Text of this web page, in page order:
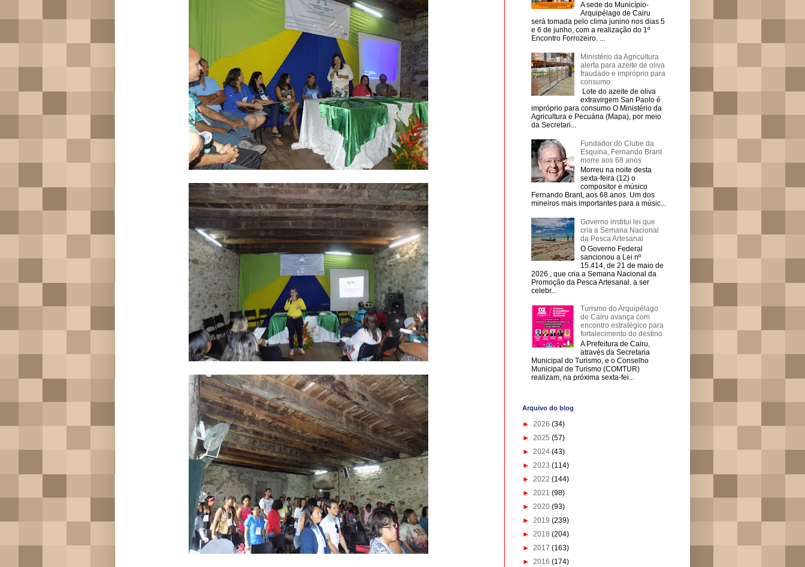
A sede do Município-
Arquipélago de Cairu
será tomada pelo clima junino nos dias 5
e 6 de junho, com a realização do 1º
Encontro Forrozeiro. ...
Ministério da Agricultura
alerta para azeite de oliva
fraudado e impróprio para
consumo
Lote do azeite de oliva
extravirgem San Paolo é
impróprio para consumo O Ministério da
Agricultura e Pecuária (Mapa), por meio
da Secretari...
Fundador do Clube da
Esquina, Fernando Brant
morre aos 68 anos
Morreu na noite desta
sexta-feira (12) o
compositor e músico
Fernando Brant, aos 68 anos. Um dos
mineiros mais importantes para a músic...
Governo institui lei que
cria a Semana Nacional
da Pesca Artesanal
O Governo Federal
sancionou a Lei nº
15.414, de 21 de maio de
2026 , que cria a Semana Nacional da
Promoção da Pesca Artesanal, a ser
celebr...
Turismo do Arquipélago
de Cairu avança com
encontro estratégico para
fortalecimento do destino
A Prefeitura de Cairu,
através da Secretaria
Municipal do Turismo, e o Conselho
Municipal de Turismo (COMTUR)
realizam, na próxima sexta-fei...
Arquivo do blog
► 2026 (34)
► 2025 (57)
► 2024 (43)
► 2023 (114)
► 2022 (144)
► 2021 (98)
► 2020 (93)
► 2019 (239)
► 2018 (204)
► 2017 (163)
► 2016 (174)